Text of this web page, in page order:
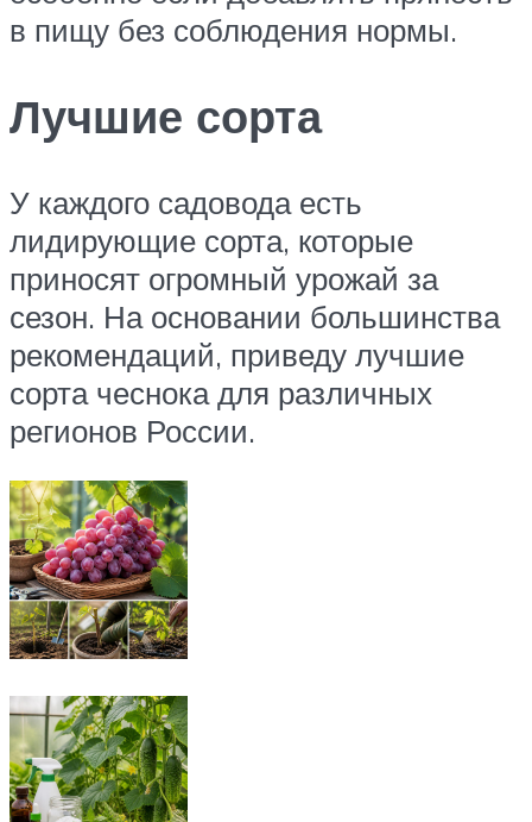
в пищу без соблюдения нормы.
Лучшие сорта
У каждого садовода есть
лидирующие сорта, которые
приносят огромный урожай за
сезон. На основании большинства
рекомендаций, приведу лучшие
сорта чеснока для различных
регионов России.